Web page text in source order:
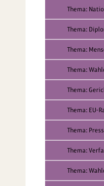
Thema:
Thema:
Thema:
Thema:
Thema:
Thema: EU-
Thema:
Thema:
Thema: